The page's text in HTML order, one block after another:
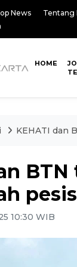
News Tentang
HOME
KEHATI dan
10:30 WIB